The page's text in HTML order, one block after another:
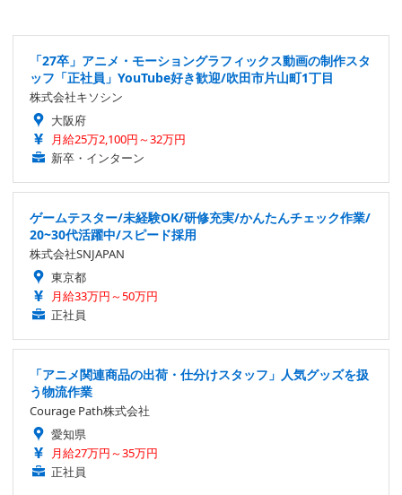
「27卒」アニメ・モーショングラフィックス動画の制作スタ
ッフ「正社員」YouTube好き歓迎/吹田市片山町1丁目
株式会社キソシン
大阪府
月給25万2,100円～32万円
新卒・インターン
ゲームテスター/未経験OK/研修充実/かんたんチェック作業/
20~30代活躍中/スピード採用
株式会社SNJAPAN
東京都
月給33万円～50万円
正社員
「アニメ関連商品の出荷・仕分けスタッフ」人気グッズを扱
う物流作業
Courage Path株式会社
愛知県
月給27万円～35万円
正社員